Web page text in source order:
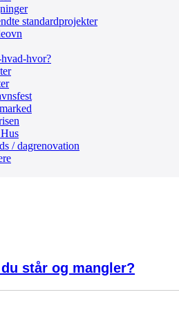
standardprojekter
hvor?
/ dagrenovation
står og mangler?